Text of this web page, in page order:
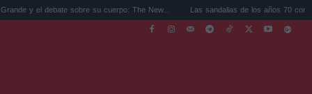
sobre su cuerpo: The New... Las sandalias de los años 70 como tendencia: